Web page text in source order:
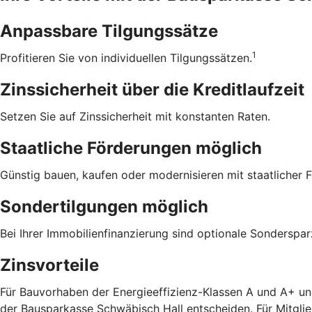
Anpassbare Tilgungssätze
Profitieren Sie von individuellen Tilgungssätzen.1
Zinssicherheit über die ­Kreditlaufzeit
Setzen Sie auf Zinssicherheit mit konstanten Raten.
Staatliche Förderungen möglich
Günstig bauen, kaufen oder modernisieren mit staatlicher
Sondertilgungen möglich
Bei Ihrer Immobilienfinanzierung sind optionale
Zinsvorteile
Für Bauvorhaben der Energieeffizienz-Klassen A und A+
der Bausparkasse Schwäbisch Hall entscheiden. Für